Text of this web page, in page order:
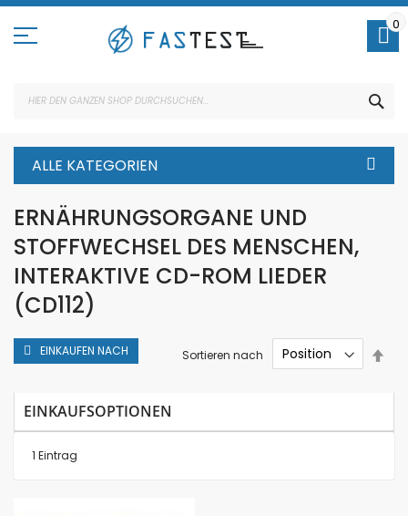
Direkt
Inhalt
0
ALLE KATEGORIEN
ERNÄHRUNGSORGANE UND
STOFFWECHSEL DES MENSCHEN,
INTERAKTIVE CD-ROM LIEDER
(CD112)
1 Eintrag
Sortieren nach
EINKAUFEN NACH
EINKAUFSOPTIONEN